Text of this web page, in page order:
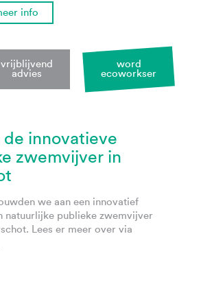
info
vrijblijvend
advies
word
ecoworkser
innovatieve
zwemvijver in
we aan een innovatief
natuurlijke publieke zwemvijver
Lees er meer over via